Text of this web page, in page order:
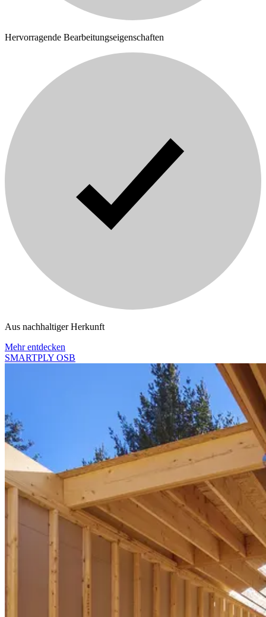
Hervorragende Bearbeitungseigenschaften
Aus nachhaltiger Herkunft
Mehr entdecken
SMARTPLY OSB